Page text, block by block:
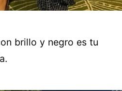
brillo y negro es tu